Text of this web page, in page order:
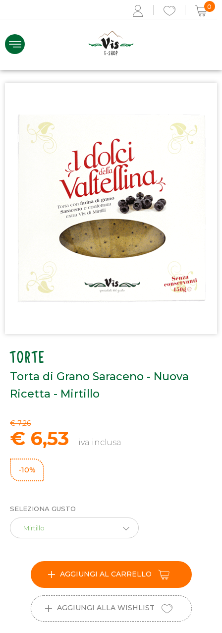
TORTE
Torta di Grano Saraceno - Nuova
Ricetta - Mirtillo
€ 7,26
€ 6,53 iva inclusa
-10%
SELEZIONA GUSTO
Mirtillo
AGGIUNGI AL CARRELLO
AGGIUNGI ALLA WISHLIST
0